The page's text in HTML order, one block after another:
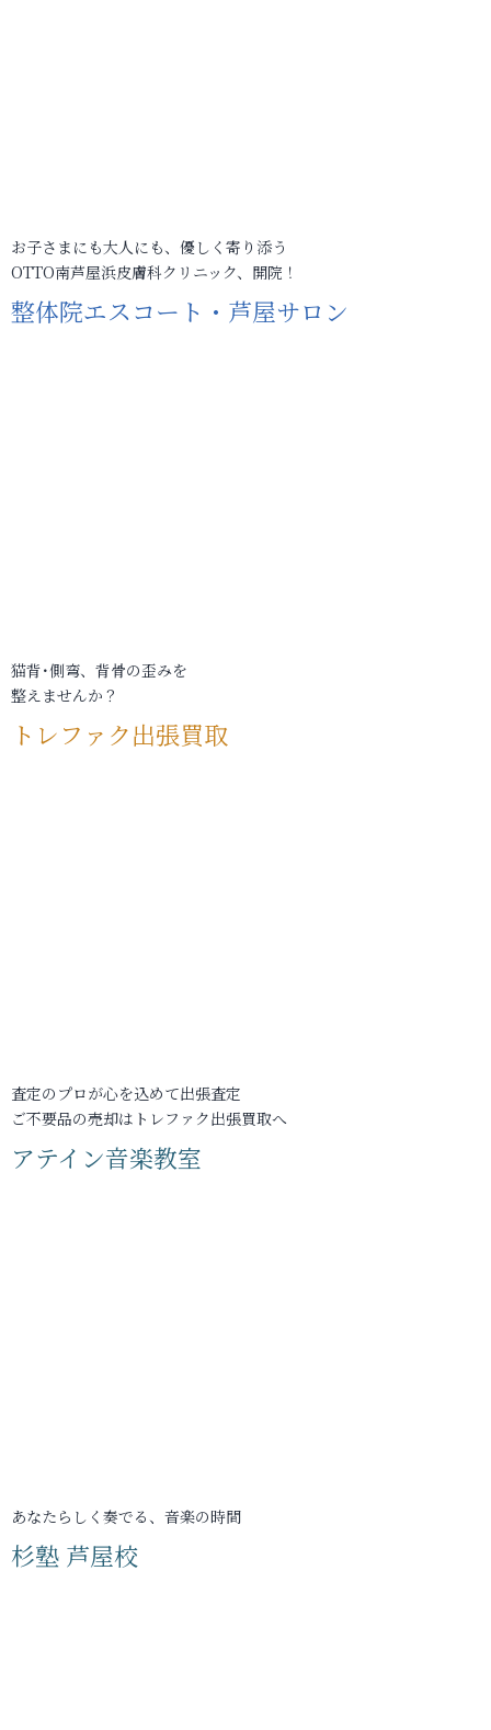
お子さまにも大人にも、優しく寄り添う
OTTO南芦屋浜皮膚科クリニック、開院！
整体院エスコート・芦屋サロン
猫背･側弯、背骨の歪みを
整えませんか？
トレファク出張買取
査定のプロが心を込めて出張査定
ご不要品の売却はトレファク出張買取へ
アテイン音楽教室
あなたらしく奏でる、音楽の時間
杉塾 芦屋校